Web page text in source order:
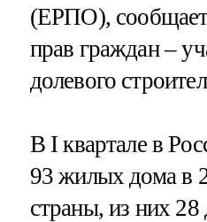
(ЕРПО),
прав граждан –
долевого
В I квартале в
93 жилых дома в
страны, из них